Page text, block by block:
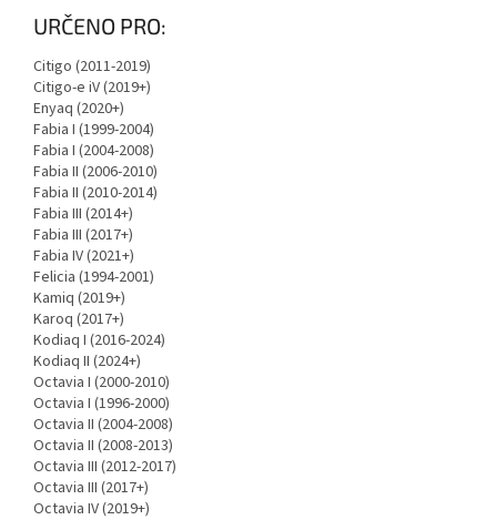
URČENO PRO:
Citigo (2011-2019)
Citigo-e iV (2019+)
Enyaq (2020+)
Fabia I (1999-2004)
Fabia I (2004-2008)
Fabia II (2006-2010)
Fabia II (2010-2014)
Fabia III (2014+)
Fabia III (2017+)
Fabia IV (2021+)
Felicia (1994-2001)
Kamiq (2019+)
Karoq (2017+)
Kodiaq I (2016-2024)
Kodiaq II (2024+)
Octavia I (2000-2010)
Octavia I (1996-2000)
Octavia II (2004-2008)
Octavia II (2008-2013)
Octavia III (2012-2017)
Octavia III (2017+)
Octavia IV (2019+)